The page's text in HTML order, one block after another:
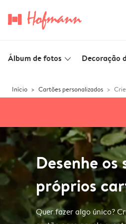
Álbum de fotos slim_arrow_down Decoração
Início Cartões personalizados
Desenhe os
próprios
Quer fazer algo único?